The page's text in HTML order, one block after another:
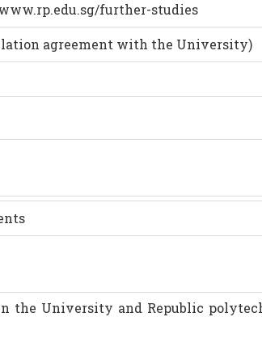
further-studies
agreement with the University)
the University and Republic